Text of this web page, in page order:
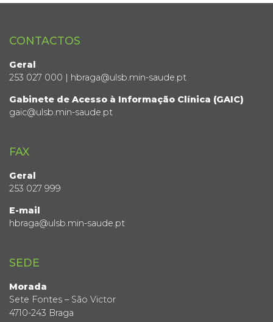
CONTACTOS
Geral
253 027 000 | hbraga@ulsb.min-saude.pt
Gabinete de Acesso à Informação Clínica (GAIC)
gaic@ulsb.min-saude.pt
FAX
Geral
253 027 999
E-mail
hbraga@ulsb.min-saude.pt
SEDE
Morada
Sete Fontes – São Victor
4710-243 Braga